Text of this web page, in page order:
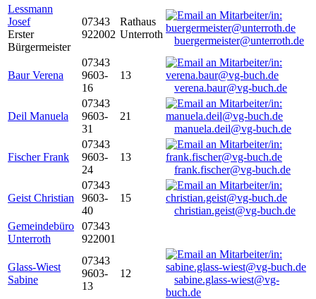
Lessmann
Josef
Erster
Bürgermeister
07343
922002
Rathaus
Unterroth
buergermeister@unterroth.de
Baur Verena
07343
9603-
16
13
verena.baur@vg-buch.de
Deil Manuela
07343
9603-
31
21
manuela.deil@vg-buch.de
Fischer Frank
07343
9603-
24
13
frank.fischer@vg-buch.de
Geist Christian
07343
9603-
40
15
christian.geist@vg-buch.de
Gemeindebüro
Unterroth
07343
922001
Glass-Wiest
Sabine
07343
9603-
13
12
sabine.glass-wiest@vg-
buch.de